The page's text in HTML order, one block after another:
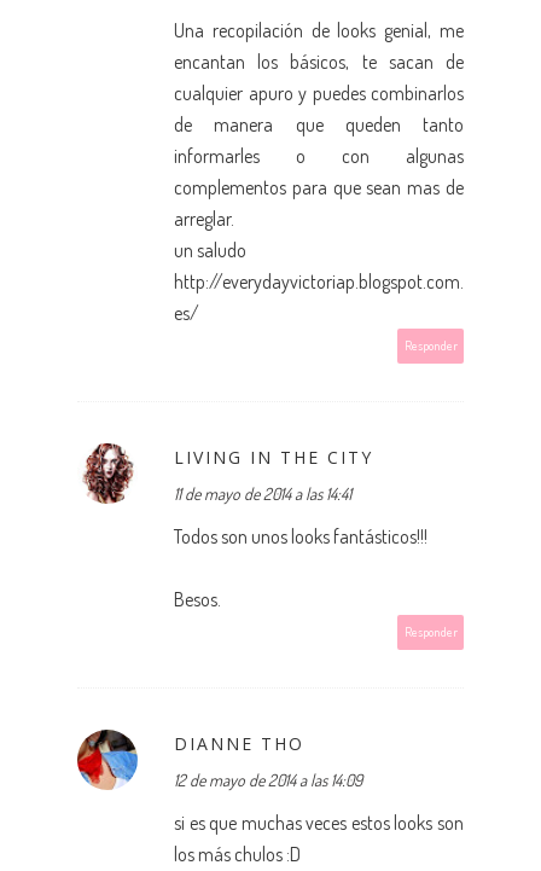
Una recopilación de looks genial, me
encantan los básicos, te sacan de
cualquier apuro y puedes combinarlos
de manera que queden tanto
informarles o con algunas
complementos para que sean mas de
arreglar.
un saludo
http://everydayvictoriap.blogspot.com.
es/
Responder
LIVING IN THE CITY
11 de mayo de 2014 a las 14:41
Todos son unos looks fantásticos!!!
Besos.
Responder
DIANNE THO
12 de mayo de 2014 a las 14:09
si es que muchas veces estos looks son
los más chulos :D